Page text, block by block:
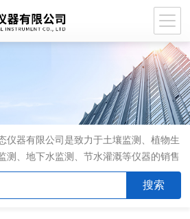
仪器有限公司是致力于土壤监测、植物生
测、地下水监测、节水灌溉等仪器的销售